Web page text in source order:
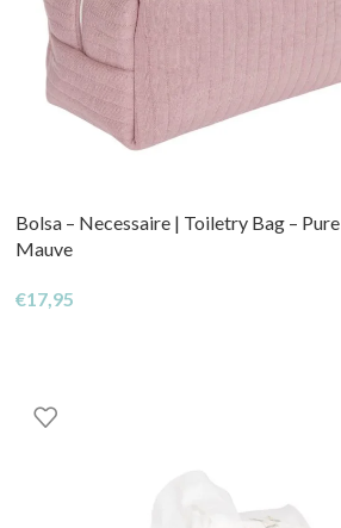
Bolsa – Necessaire | Toiletry Bag – Pure
Mauve
€17,95